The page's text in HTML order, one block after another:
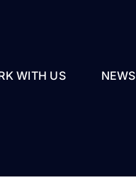
WITH US
NEWS